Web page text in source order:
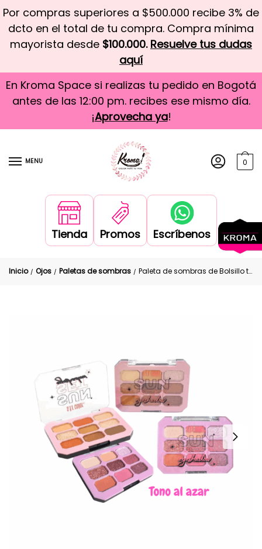
Por compras superiores a $500.000 recibe 3% de
dcto en el total de tu compra. Compra mínima
mayorista desde $100.000. Resuelve tus dudas
aquí
En Kroma Space si realizas tu pedido en Bogotá
antes de las 12:00 pm. recibes ese mismo día.
¡Aprovecha ya!
MENU 0
Tienda Promos Escríbenos
Inicio / Ojos / Paletas de sombras / Paleta de sombras de Bolsillo tonos Nude